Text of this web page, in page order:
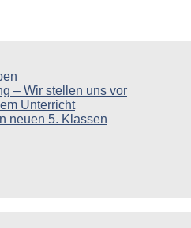
– Wir stellen uns vor
Unterricht
neuen 5. Klassen